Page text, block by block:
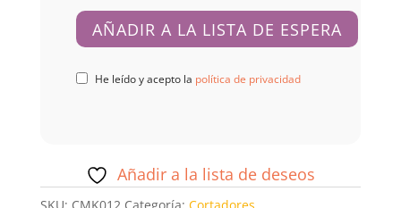
He leído y acepto la política de privacidad
Añadir a la lista de deseos